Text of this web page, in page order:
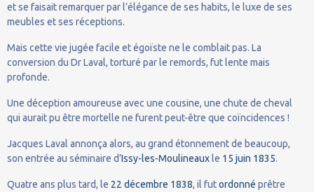
et se faisait remarquer par l’élégance de ses habits, le luxe de ses
meubles et ses réceptions.
Mais cette vie jugée facile et égoïste ne le comblait pas. La
conversion du Dr Laval, torturé par le remords, fut lente mais
profonde.
Une déception amoureuse avec une cousine, une chute de cheval
qui aurait pu être mortelle ne furent peut-être que coïncidences !
Jacques Laval annonça alors, au grand étonnement de beaucoup,
son entrée au séminaire d’Issy-les-Moulineaux le 15 juin 1835.
Quatre ans plus tard, le 22 décembre 1838, il futordonné prêtre